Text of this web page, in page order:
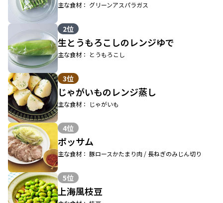
主な食材： グリーンアスパラガス
2位
生とうもろこしのレンジゆで
主な食材： とうもろこし
3位
じゃがいものレンジ蒸し
主な食材： じゃがいも
4位
ポッサム
主な食材： 豚ロースかたまり肉 / 長ねぎのみじん切り
5位
上海風枝豆